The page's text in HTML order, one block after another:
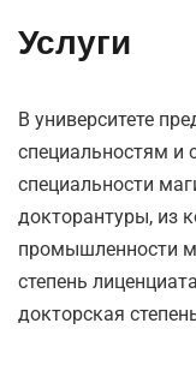
Услуги
В университете
специальностям и
специальности
докторантуры, из
промышленности
степень
докторская